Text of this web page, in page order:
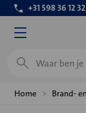
+31 598 36 12 32
Zoeken
Home Brand-